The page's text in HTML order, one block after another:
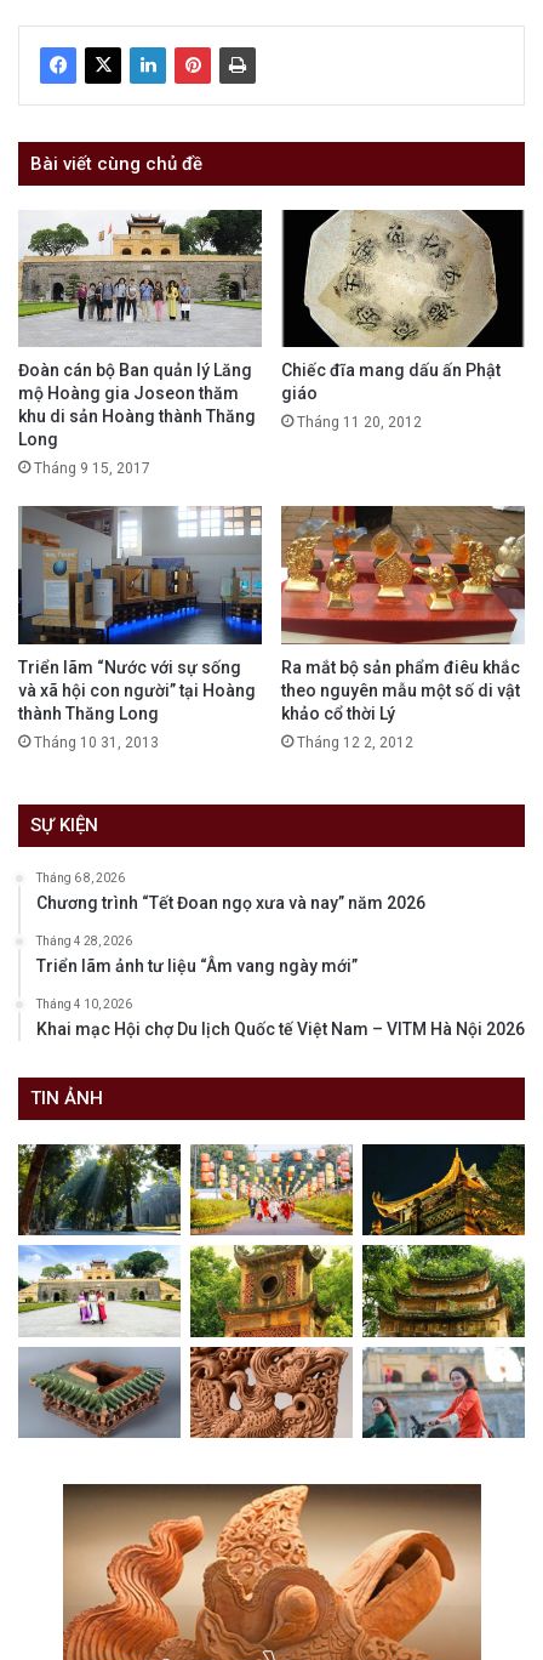
Bài viết cùng chủ đề
Đoàn cán bộ Ban quản lý Lăng
mộ Hoàng gia Joseon thăm
khu di sản Hoàng thành Thăng
Long
Tháng 9 15, 2017
Chiếc đĩa mang dấu ấn Phật
giáo
Tháng 11 20, 2012
Triển lãm “Nước với sự sống
và xã hội con người” tại Hoàng
thành Thăng Long
Tháng 10 31, 2013
Ra mắt bộ sản phẩm điêu khắc
theo nguyên mẫu một số di vật
khảo cổ thời Lý
Tháng 12 2, 2012
SỰ KIỆN
Tháng 6 8, 2026
Chương trình “Tết Đoan ngọ xưa và nay” năm 2026
Tháng 4 28, 2026
Triển lãm ảnh tư liệu “Âm vang ngày mới”
Tháng 4 10, 2026
Khai mạc Hội chợ Du lịch Quốc tế Việt Nam – VITM Hà Nội 2026
TIN ẢNH